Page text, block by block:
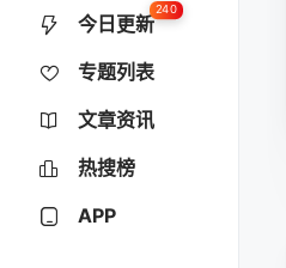
今日更新
240
专题列表
文章资讯
热搜榜
APP